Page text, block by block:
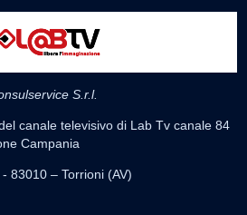
S.r.l.
canale televisivo di Lab Tv canale 84
Campania
83010 – Torrioni (AV)